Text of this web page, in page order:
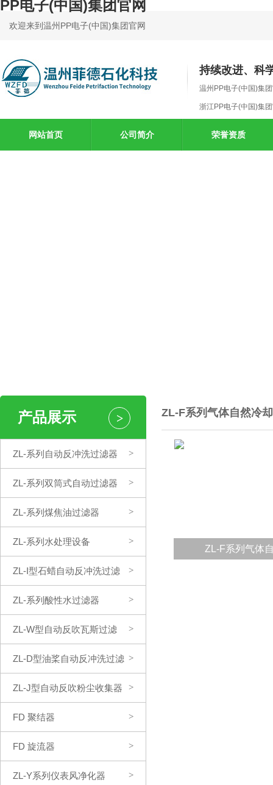
PP电子(中国)集团官网
欢迎来到温州PP电子(中国)集团官网
持续改进、科
温州PP电子(中国)集
浙江PP电子(中国)集
网站首页 公司简介 荣誉资质
产品展示 >
ZL-系列自动反冲洗过滤器 >
ZL-系列双筒式自动过滤器 >
ZL-系列煤焦油过滤器 >
ZL-系列水处理设备 >
ZL-I型石蜡自动反冲洗过滤
器
>
ZL-系列酸性水过滤器 >
ZL-W型自动反吹瓦斯过滤
器
>
ZL-D型油桨自动反冲洗过滤
器
>
ZL-J型自动反吹粉尘收集器 >
FD 聚结器 >
FD 旋流器 >
ZL-Y系列仪表风净化器 >
ZL-F系列气体自然冷
ZL-F系列气体